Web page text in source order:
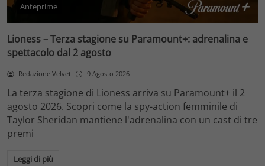
Anteprime
Lioness – Terza stagione su Paramount+: adrenalina e
spettacolo dal 2 agosto
Redazione Velvet 9 Agosto 2026
La terza stagione di Lioness arriva su Paramount+ il 2
agosto 2026. Scopri come la spy-action femminile di
Taylor Sheridan mantiene l'adrenalina con un cast di tre
premi
Leggi di più